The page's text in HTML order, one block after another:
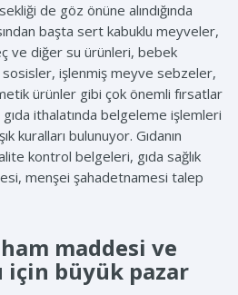
de göz önüne alındığında
başta sert kabuklu meyveler,
ve diğer su ürünleri, bebek
sosisler, işlenmiş meyve sebzeler,
ürünler gibi çok önemli fırsatlar
gıda ithalatında belgeleme işlemleri
kuralları bulunuyor. Gıdanın
kontrol belgeleri, gıda sağlık
menşei şahadetnamesi talep
maddesi ve
büyük pazar